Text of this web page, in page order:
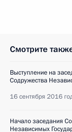
Смотрите
Выступление на
Содружества
16 сентября 2016
Начало заседания
Независимых